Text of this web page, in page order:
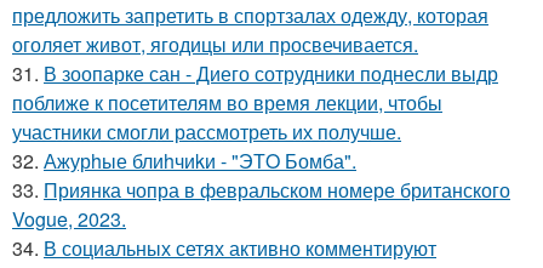
предложить запретить в спортзалах одежду, которая
оголяет живот, ягодицы или просвечивается.
31. В зоопарке сан - Диего сотрудники поднесли выдр
поближе к посетителям во время лекции, чтобы
участники смогли рассмотреть их получше.
32. Ажурhые блиhчиkи - "ЭТO Бомба".
33. Приянка чопра в февральском номере британского
Vogue, 2023.
34. В социальных сетях активно комментируют